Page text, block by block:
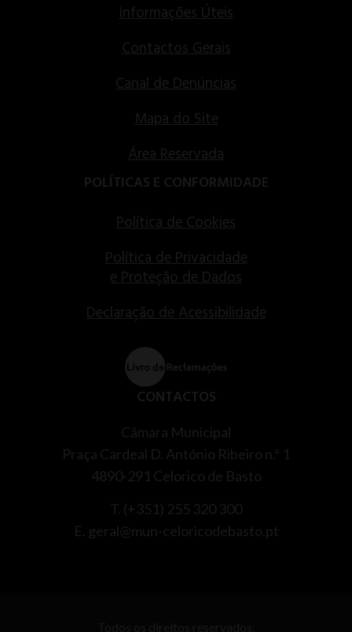
Informações Úteis
Contactos Gerais
Canal de Denúncias
Mapa do Site
Área Reservada
POLÍTICAS E CONFORMIDADE
Política de Cookies
Política de Privacidade
e Proteção de Dados
Declaração de Acessibilidade
CONTACTOS
Câmara Municipal
Praça Cardeal D. António Ribeiro n.º 1
4890-291 Celorico de Basto
T. (+351) 255 320 300
E. geral@mun-celoricodebasto.pt